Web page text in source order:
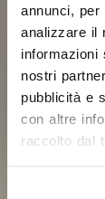
annunci, per
analizzare il
nostri
pubblicità e
con altre
raccolto dal